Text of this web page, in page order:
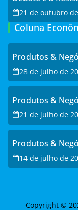
21 de outubro
Coluna
Produtos &
28 de julho de
Produtos &
21 de julho de
Produtos &
14 de julho de
Copyright ©